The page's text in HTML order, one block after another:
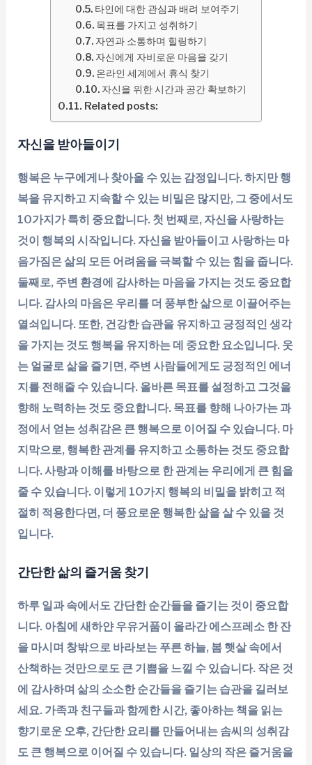
타인에 대한 관심과 배려 보여주기
목표를 가지고 성취하기
자연과 소통하며 힐링하기
자신에게 자비로운 마음을 갖기
온라인 세계에서 휴식 찾기
자신을 위한 시간과 공간 확보하기
Related posts:
자신을 받아들이기
행복은 누구에게나 찾아올 수 있는 감정입니다. 하지만 행
복을 유지하고 지속할 수 있는 비밀은 많지만, 그 중에서도
10가지가 특히 중요합니다. 첫 번째로, 자신을 사랑하는
것이 행복의 시작입니다. 자신을 받아들이고 사랑하는 마
음가짐은 삶의 모든 어려움을 극복할 수 있는 힘을 줍니다.
둘째로, 주변 환경에 감사하는 마음을 가지는 것도 중요합
니다. 감사의 마음은 우리를 더 풍부한 삶으로 이끌어주는
열쇠입니다. 또한, 건강한 습관을 유지하고 긍정적인 생각
을 가지는 것도 행복을 유지하는 데 중요한 요소입니다. 웃
는 얼굴로 삶을 즐기면, 주변 사람들에게도 긍정적인 에너
지를 전해줄 수 있습니다. 올바른 목표를 설정하고 그것을
향해 노력하는 것도 중요합니다. 목표를 향해 나아가는 과
정에서 얻는 성취감은 큰 행복으로 이어질 수 있습니다. 마
지막으로, 행복한 관계를 유지하고 소통하는 것도 중요합
니다. 사랑과 이해를 바탕으로 한 관계는 우리에게 큰 힘을
줄 수 있습니다. 이렇게 10가지 행복의 비밀을 밝히고 적
절히 적용한다면, 더 풍요로운 행복한 삶을 살 수 있을 것
입니다.
간단한 삶의 즐거움 찾기
하루 일과 속에서도 간단한 순간들을 즐기는 것이 중요합
니다. 아침에 새하얀 우유거품이 올라간 에스프레소 한 잔
을 마시며 창밖으로 바라보는 푸른 하늘, 봄 햇살 속에서
산책하는 것만으로도 큰 기쁨을 느낄 수 있습니다. 작은 것
에 감사하며 삶의 소소한 순간들을 즐기는 습관을 길러보
세요. 가족과 친구들과 함께한 시간, 좋아하는 책을 읽는
향기로운 오후, 간단한 요리를 만들어내는 솜씨의 성취감
도 큰 행복으로 이어질 수 있습니다. 일상의 작은 즐거움을